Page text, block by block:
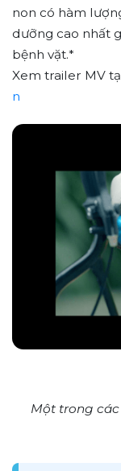
non có hàm
dưỡng cao nhất
bệnh vặt.*
Xem trailer MV
n
Một trong